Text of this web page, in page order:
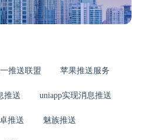
推送联盟 苹果推送服务
推送 uniapp实现消息推送
推送 魅族推送